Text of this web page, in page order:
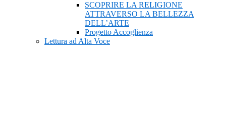
SCOPRIRE LA RELIGIONE
ATTRAVERSO LA BELLEZZA
DELL’ARTE
Progetto Accoglienza
Lettura ad Alta Voce